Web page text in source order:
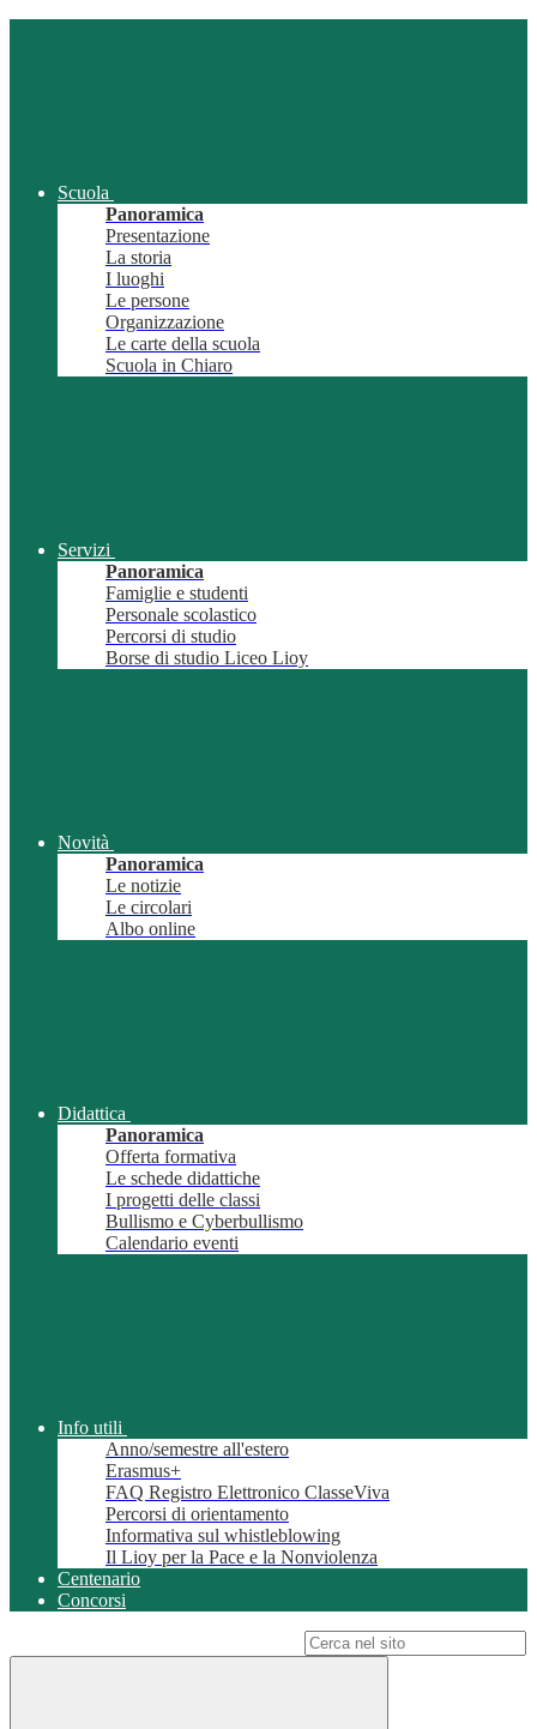
Scuola
Panoramica
Presentazione
La storia
I luoghi
Le persone
Organizzazione
Le carte della scuola
Scuola in Chiaro
Servizi
Panoramica
Famiglie e studenti
Personale scolastico
Percorsi di studio
Borse di studio Liceo Lioy
Novità
Panoramica
Le notizie
Le circolari
Albo online
Didattica
Panoramica
Offerta formativa
Le schede didattiche
I progetti delle classi
Bullismo e Cyberbullismo
Calendario eventi
Info utili
Anno/semestre all'estero
Erasmus+
FAQ Registro Elettronico ClasseViva
Percorsi di orientamento
Informativa sul whistleblowing
Il Lioy per la Pace e la Nonviolenza
Centenario
Concorsi